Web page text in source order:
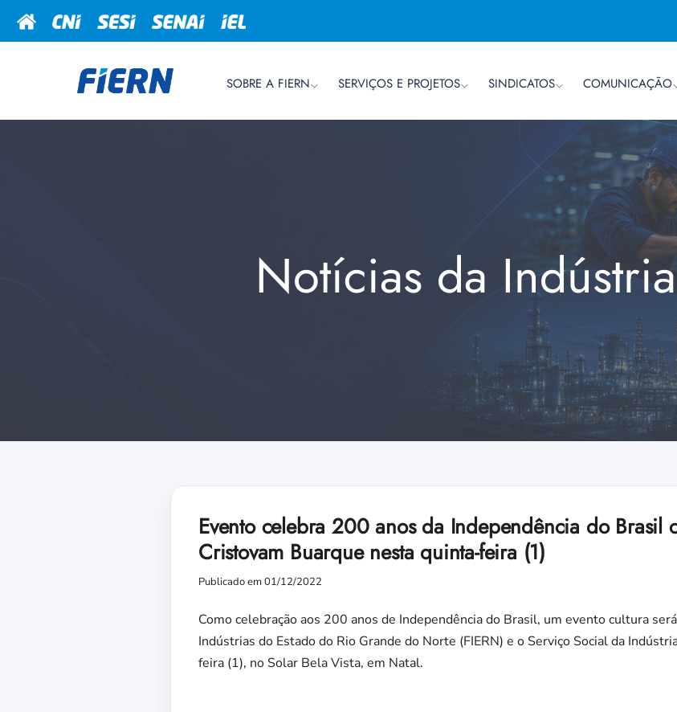
SOBRE A FIERN SERVIÇOS E PROJETOS SINDICATOS COMUNICAÇÃO
Notícias da
Evento celebra 200 anos da Independência do Brasil
Cristovam Buarque nesta quinta-feira (1)
Publicado em 01/12/2022
Como celebração aos 200 anos de Independência do Brasil, um evento cultura
Indústrias do Estado do Rio Grande do Norte (FIERN) e o Serviço Social da
feira (1), no Solar Bela Vista, em Natal.